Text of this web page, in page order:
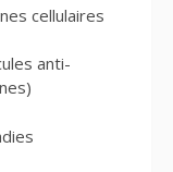
cellulaires
anti-